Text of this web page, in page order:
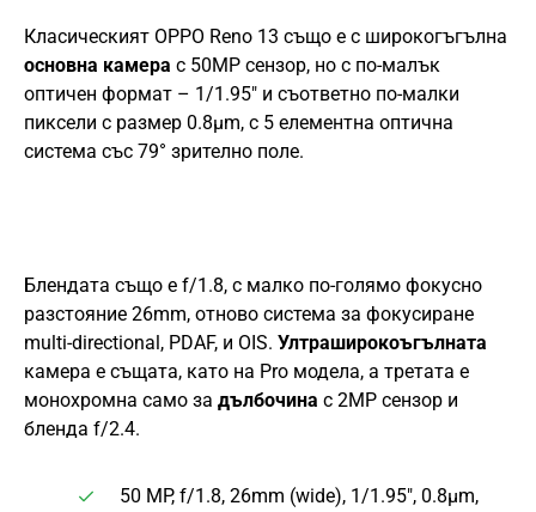
Класическият OPPO Reno 13 също е с широкогъгълна
основна камера с 50MP сензор, но с по-малък
оптичен формат – 1/1.95″ и съответно по-малки
пиксели с размер 0.8µm, с 5 елементна оптична
система със 79° зрително поле.
Блендата също е f/1.8, с малко по-голямо фокусно
разстояние 26mm, отново система за фокусиране
multi-directional, PDAF, и OIS. Ултраширокоъгълната
камера е същата, като на Pro модела, а третата е
монохромна само за дълбочина с 2MP сензор и
бленда f/2.4.
50 MP, f/1.8, 26mm (wide), 1/1.95″, 0.8µm,